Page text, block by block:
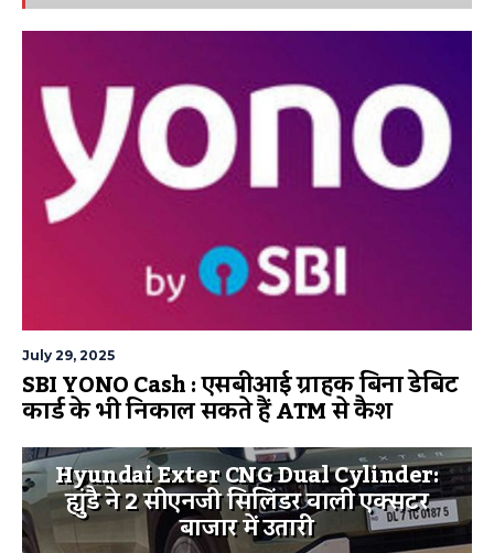
July 29, 2025
SBI YONO Cash : एसबीआई ग्राहक बिना डेबिट
कार्ड के भी निकाल सकते हैं ATM से कैश
Hyundai Exter CNG Dual Cylinder:
ह्युंडै ने 2 सीएनजी सिलिंडर वाली एक्सटर
बाजार में उतारी